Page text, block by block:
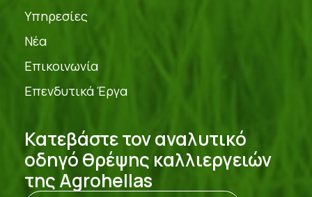
Υπηρεσίες
Νέα
Επικοινωνία
Επενδυτικά Έργα
Κατεβάστε τον αναλυτικό
οδηγό θρέψης καλλιεργειών
της Agrohellas